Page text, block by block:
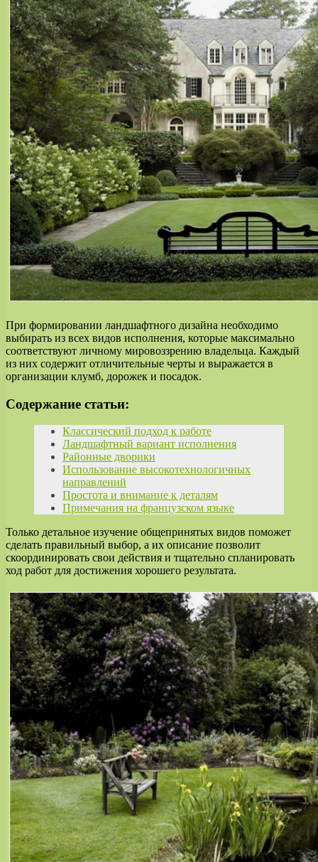
При формировании ландшафтного дизайна необходимо
выбирать из всех видов исполнения, которые максимально
соответствуют личному мировоззрению владельца. Каждый
из них содержит отличительные черты и выражается в
организации клумб, дорожек и посадок.
Содержание статьи:
Классический подход к работе
Ландшафтный вариант исполнения
Районные дворики
Использование высокотехнологичных
направлений
Простота и внимание к деталям
Примечания на французском языке
Только детальное изучение общепринятых видов поможет
сделать правильный выбор, а их описание позволит
скоординировать свои действия и тщательно спланировать
ход работ для достижения хорошего результата.